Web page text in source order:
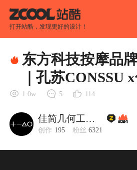
打开站酷，发现更好的设计！
东方科技按摩品
｜孔苏CONSSU
1.0w 5 114
佳简几何工业设计
创作 195 粉丝 6321